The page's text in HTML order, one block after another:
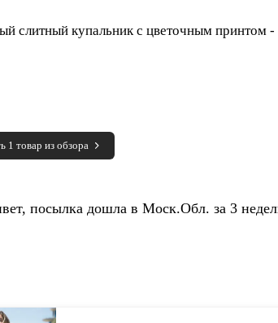
1 товар из обзора
посылка дошла в Моск.Обл. за 3